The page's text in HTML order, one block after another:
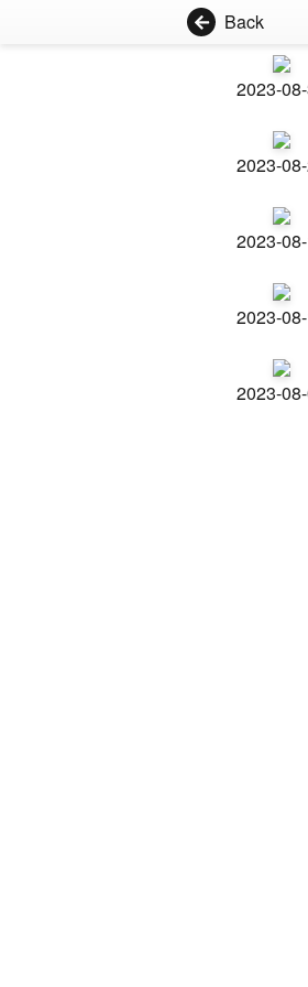
Back
2023-
2023-
2023-
2023-
2023-